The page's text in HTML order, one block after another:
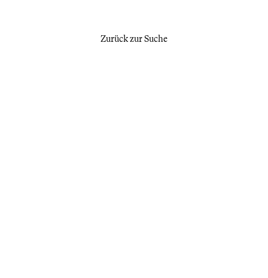
Zurück zur Suche